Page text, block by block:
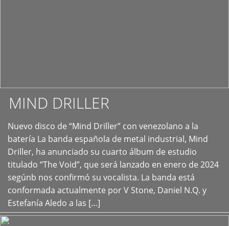
MIND DRILLER
Nuevo disco de “Mind Driller” con venezolano a la
batería La banda española de metal industrial, Mind
Driller, ha anunciado su cuarto álbum de estudio
titulado “The Void”, que será lanzado en enero de 2024
segúnb nos confirmó su vocalista. La banda está
conformada actualmente por V Stone, Daniel N.Q. y
Estefanía Aledo a las […]
+